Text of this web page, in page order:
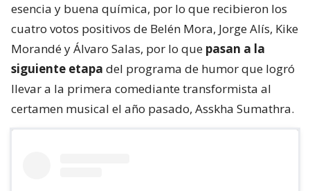
esencia y buena química, por lo que recibieron los
cuatro votos positivos de Belén Mora, Jorge Alís, Kike
Morandé y Álvaro Salas, por lo que pasan a la
siguiente etapa del programa de humor que logró
llevar a la primera comediante transformista al
certamen musical el año pasado, Asskha Sumathra.